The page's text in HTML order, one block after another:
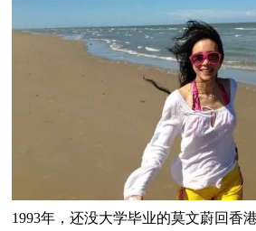
1993年，还没大学毕业的莫文蔚回香